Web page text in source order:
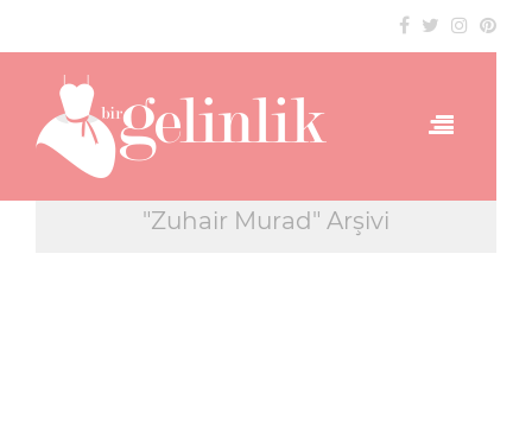
"Zuhair Murad" Arşivi